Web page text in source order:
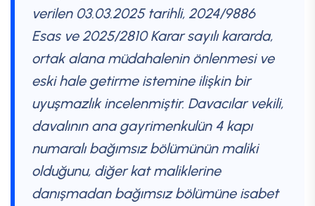
verilen 03.03.2025 tarihli, 2024/9886
Esas ve 2025/2810 Karar sayılı kararda,
ortak alana müdahalenin önlenmesi ve
eski hale getirme istemine ilişkin bir
uyuşmazlık incelenmiştir. Davacılar vekili,
davalının ana gayrimenkulün 4 kapı
numaralı bağımsız bölümünün maliki
olduğunu, diğer kat maliklerine
danışmadan bağımsız bölümüne isabet